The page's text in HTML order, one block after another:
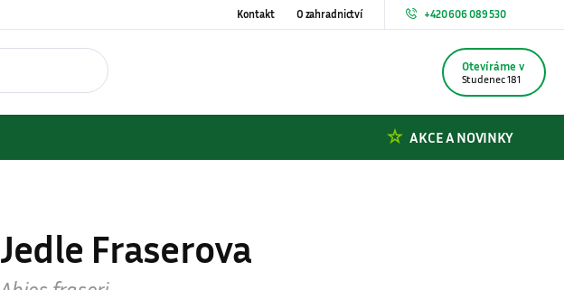
Kontakt O zahradnictví +420 606 089 530
Otevíráme v 8.00
Studenec 181
AKCE A NOVINKY
Jedle Fraserova